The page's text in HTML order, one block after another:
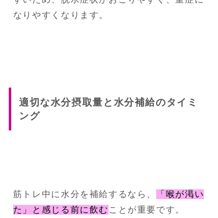
なりやすくなります。
適切な水分摂取量と水分補給のタイミ
ング
筋トレ中に水分を補給するなら、
「喉が渇い
た」と感じる前に飲む ことが重要です。